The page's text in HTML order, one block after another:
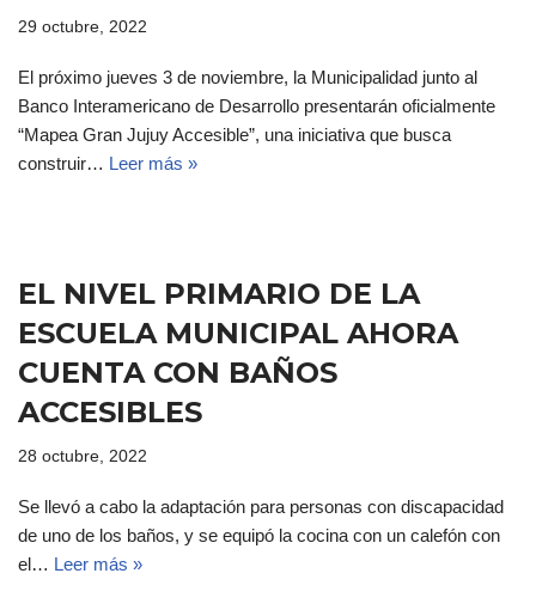
29 octubre, 2022
El próximo jueves 3 de noviembre, la Municipalidad junto al
Banco Interamericano de Desarrollo presentarán oficialmente
“Mapea Gran Jujuy Accesible”, una iniciativa que busca
construir… Leer más »
EL NIVEL PRIMARIO DE LA
ESCUELA MUNICIPAL AHORA
CUENTA CON BAÑOS
ACCESIBLES
28 octubre, 2022
Se llevó a cabo la adaptación para personas con discapacidad
de uno de los baños, y se equipó la cocina con un calefón con
el… Leer más »